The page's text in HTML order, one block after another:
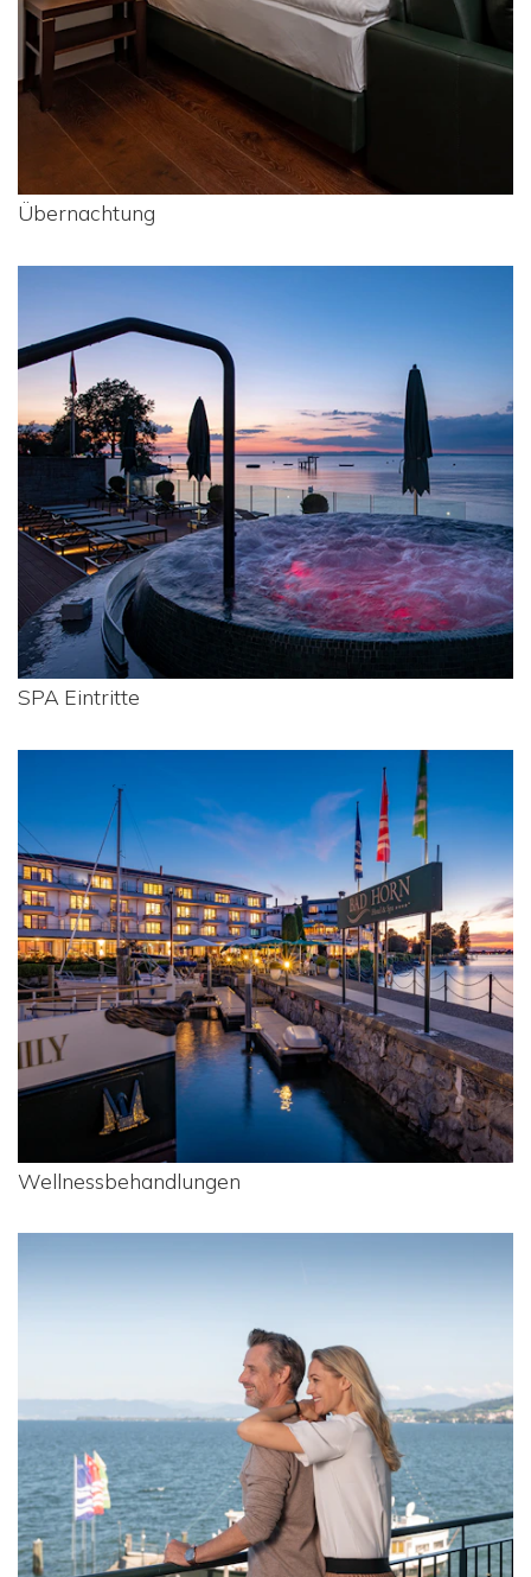
Übernachtung
SPA Eintritte
Wellnessbehandlungen